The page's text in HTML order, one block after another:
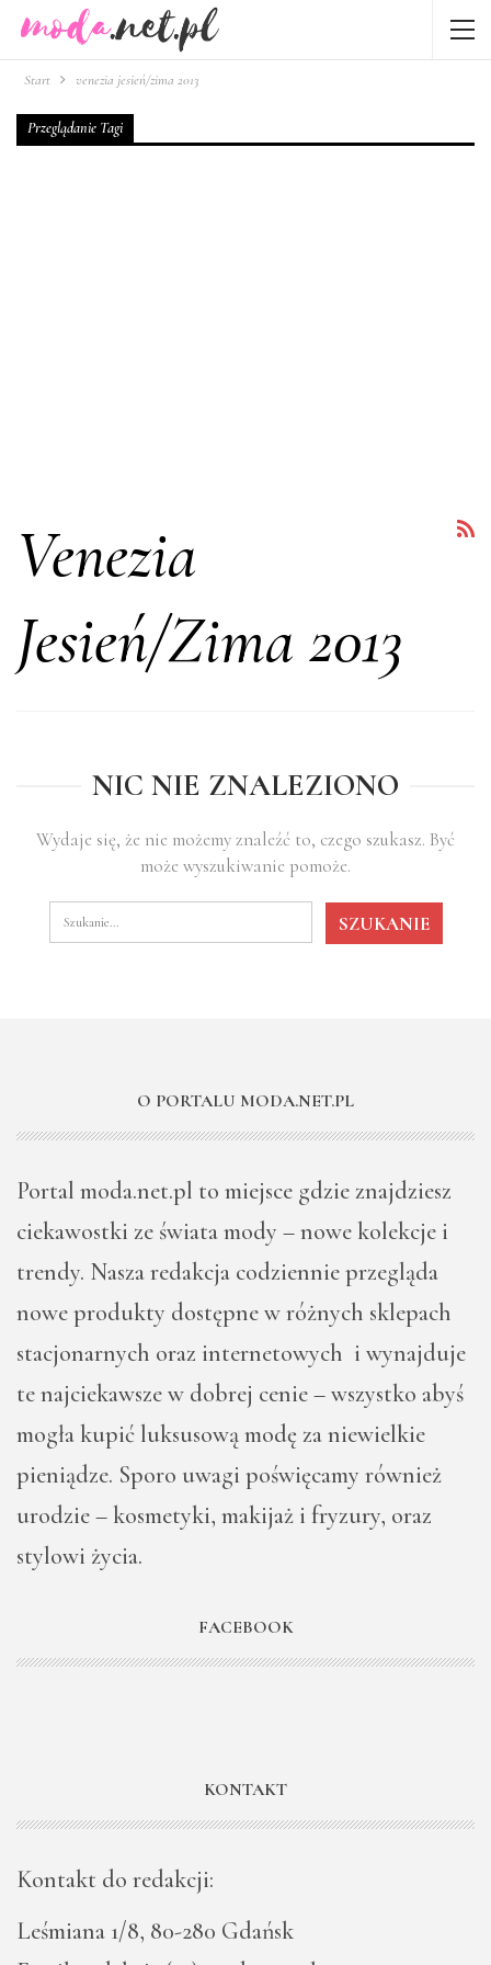
Start venezia jesień/zima 2013
Przeglądanie Tagi
Venezia
Jesień/zima 2013
NIC NIE ZNALEZIONO
Wydaje się, że nie możemy znaleźć to, czego szukasz. Być
może wyszukiwanie pomoże.
O PORTALU MODA.NET.PL
Portal moda.net.pl to miejsce gdzie znajdziesz
ciekawostki ze świata mody – nowe kolekcje i
trendy. Nasza redakcja codziennie przegląda
nowe produkty dostępne w różnych sklepach
stacjonarnych oraz internetowych i wynajduje
te najciekawsze w dobrej cenie – wszystko abyś
mogła kupić luksusową modę za niewielkie
pieniądze. Sporo uwagi poświęcamy również
urodzie – kosmetyki, makijaż i fryzury, oraz
stylowi życia.
FACEBOOK
KONTAKT
Kontakt do redakcji:
Leśmiana 1/8, 80-280 Gdańsk